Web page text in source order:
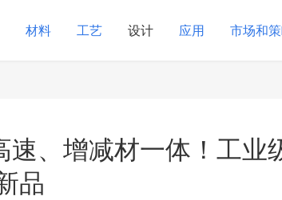
材料 工艺 设计 应用 市场和
速、增减材一体！工业
品